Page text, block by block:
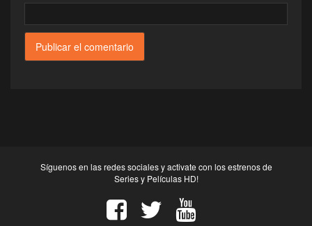
Síguenos en las redes sociales y activate con los estrenos de
Series y Películas HD!